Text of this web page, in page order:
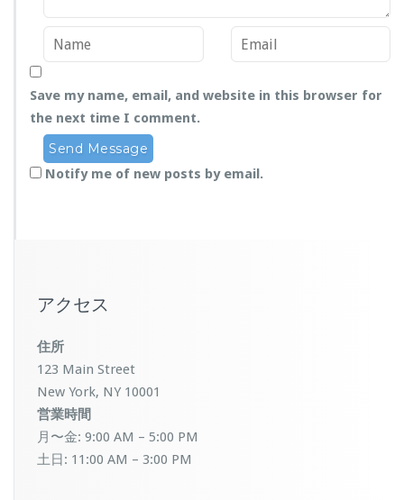
Save my name, email, and website in this browser for
the next time I comment.
Notify me of new posts by email.
アクセス
住所
123 Main Street
New York, NY 10001
営業時間
月〜金: 9:00 AM – 5:00 PM
土日: 11:00 AM – 3:00 PM